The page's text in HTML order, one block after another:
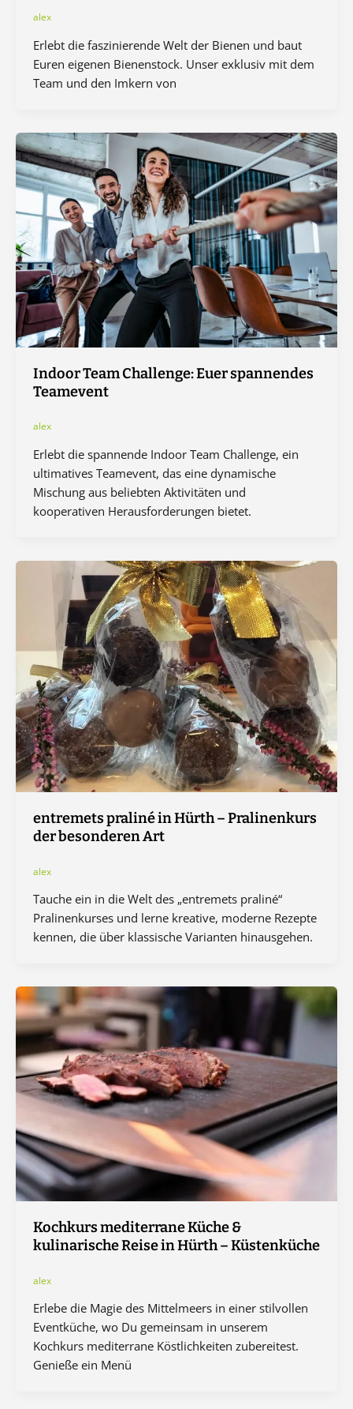
alex
Erlebt die faszinierende Welt der Bienen und baut
Euren eigenen Bienenstock. Unser exklusiv mit dem
Team und den Imkern von
Indoor Team Challenge: Euer spannendes
Teamevent
alex
Erlebt die spannende Indoor Team Challenge, ein
ultimatives Teamevent, das eine dynamische
Mischung aus beliebten Aktivitäten und
kooperativen Herausforderungen bietet.
entremets praliné in Hürth – Pralinenkurs
der besonderen Art
alex
Tauche ein in die Welt des „entremets praliné“
Pralinenkurses und lerne kreative, moderne Rezepte
kennen, die über klassische Varianten hinausgehen.
Kochkurs mediterrane Küche &
kulinarische Reise in Hürth – Küstenküche
alex
Erlebe die Magie des Mittelmeers in einer stilvollen
Eventküche, wo Du gemeinsam in unserem
Kochkurs mediterrane Köstlichkeiten zubereitest.
Genieße ein Menü